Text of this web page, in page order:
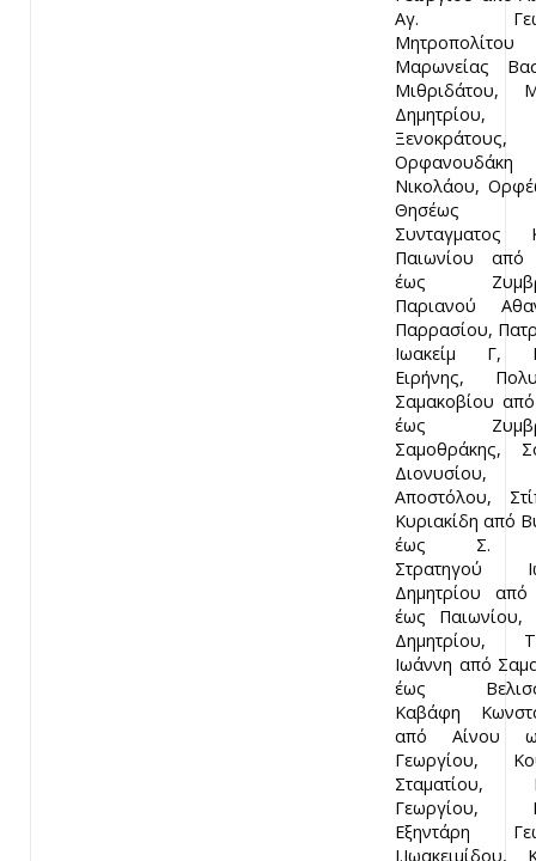
Αγ.
Μητροπολίτου
Μαρωνείας
Μιθριδάτου,
Δημητρίου,
Ξενοκράτους,
Ορφανουδάκη
Νικολάου,
Συνταγματος
Παιωνίου
έως
Παριανού
Παρρασίου,
Ιωακείμ Γ,
Ειρήνης,
Σαμακοβίου
έως
Σαμοθράκης,
Διονυσίου,
Αποστόλου,
Κυριακίδη από
έως Σ.
Στρατηγού
Δημητρίου
έως Παιωνίου,
Δημητρίου,
Ιωάννη από
έως
Καβάφη
από Αίνου
Γεωργίου,
Σταματίου,
Γεωργίου,
Εξηντάρη
Ι.Ιωακειμίδου,